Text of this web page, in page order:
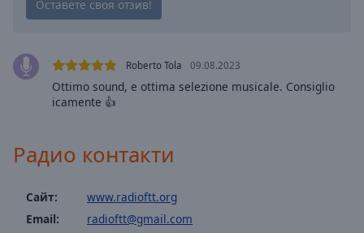
Opacity
Opacity
Roberto Tola 09.08.2023
Ottimo sound, e ottima selezione musicale. Consiglio
icamente 👍
Радио контакти
Сайт:
www.radioftt.org
Email:
radioftt@gmail.com